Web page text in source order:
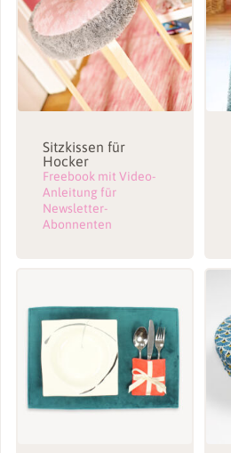
Sitzkissen für
Hocker
Freebook mit Video-
Anleitung für
Newsletter-
Abonnenten